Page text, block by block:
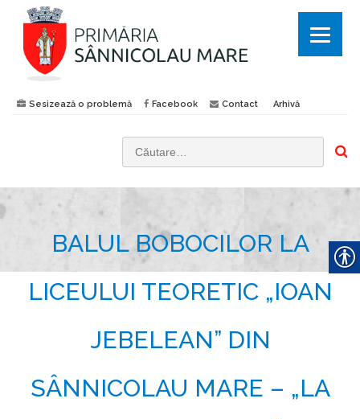
Sesizează o problemă Facebook Contact Arhivă
BALUL BOBOCILOR LA
LICEULUI TEORETIC „IOAN
JEBELEAN” DIN
SÂNNICOLAU MARE – „LA